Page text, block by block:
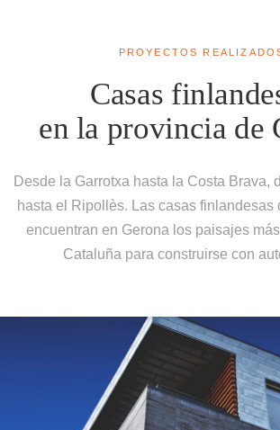
PROYECTOS
Casas
en la provincia de
Desde la Garrotxa hasta la Costa Brava,
hasta el Ripollès. Las casas finlandesas
encuentran en Gerona los paisajes
Cataluña para construirse con